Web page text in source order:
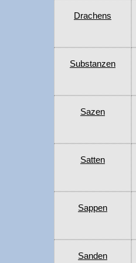
Drachens
Substanzen
Sazen
Satten
Sappen
Sanden